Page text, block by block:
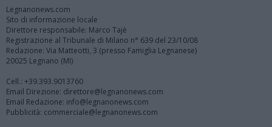
Legnanonews.com
Sito di informazione locale
Direttore responsabile: Marco Tajè
Registrazione al Tribunale di Milano n° 639 del 23/10/08
Redazione: Via Matteotti, 3 (presso Famiglia Legnanese)
20025 Legnano (MI)
Cell.: +39.393.9013760
Email Direzione: direttore@legnanonews.com
Email Redazione: info@legnanonews.com
Pubblicità: commerciale@legnanonews.com